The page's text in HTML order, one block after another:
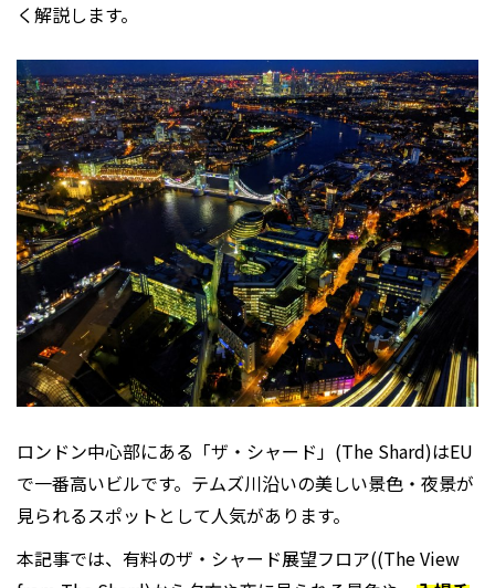
く解説します。
ロンドン中心部にある「ザ・シャード」(The Shard)はEU
で一番高いビルです。テムズ川沿いの美しい景色・夜景が
見られるスポットとして人気があります。
本記事では、有料のザ・シャード展望フロア((The View